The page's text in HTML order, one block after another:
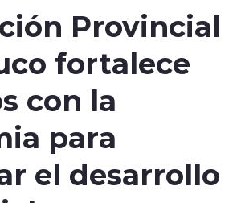
DEPORTES ENTREVISTAS SOMOS
claro
Provincial
fortalece
con la
para
el desarrollo